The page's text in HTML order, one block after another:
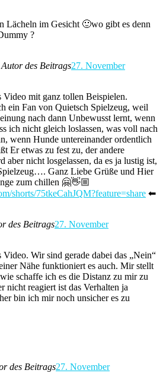
Lächeln im Gesicht 🙂wo gibt es denn
?
Autor des Beitrags27. November
mit ganz tollen Beispielen.
ein Fan von Quietsch Spielzeug, weil
nach dann Unbewusst lernt, wenn
ich nicht gleich loslassen, was voll nach
wenn Hunde untereinander ordentlich
Er etwas zu fest zu, der andere
aber nicht losgelassen, da es ja lustig ist,
Ganz Liebe Grüße und Hier
zum chillen 🤗👋🏼
shorts/75tkeCahJQM?feature=share ⬅
des Beitrags27. November
Wir sind gerade dabei das „Nein“
Nähe funktioniert es auch. Mir stellt
schaffe ich es die Distanz zu mir zu
nicht reagiert ist das Verhalten ja
bin ich mir noch unsicher es zu
des Beitrags27. November